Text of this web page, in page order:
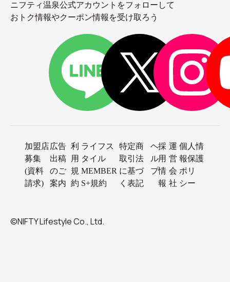
ニフティ温泉公式アカウントをフォローして
おトク情報やクーポン情報を受け取ろう
加盟店
募集
(資料
請求)
広告
出稿
のご
案内
利
用
規
約
ライフス
タイル
MEMBER
S+規約
特定商
取引法
に基づ
く表記
ヘ
ル
プ
採
用
情
報
運
営
会
社
個人情
報保護
ポリ
シー
©NIFTY Lifestyle Co., Ltd.